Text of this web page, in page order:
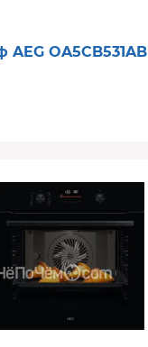
OA5CB531AB